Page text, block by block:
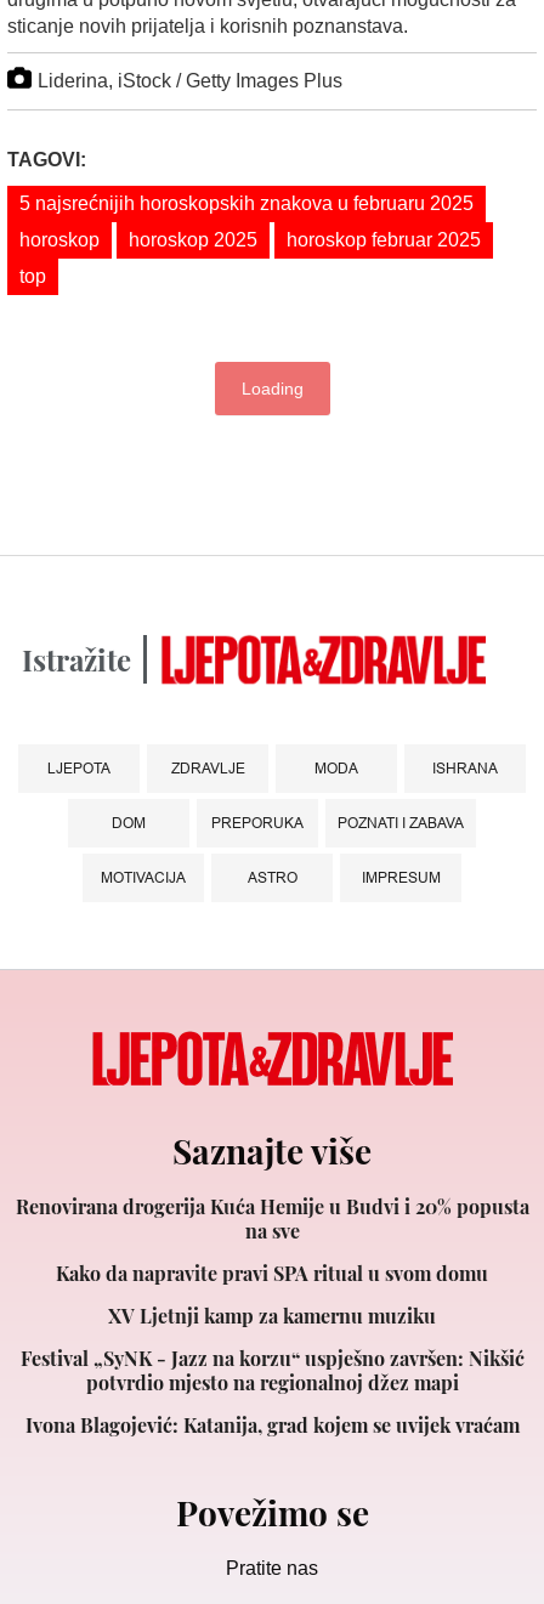
sticanje novih prijatelja i korisnih poznanstava.
Liderina, iStock / Getty Images Plus
TAGOVI:
5 najsrećnijih horoskopskih znakova u februaru 2025
horoskop
horoskop 2025
horoskop februar 2025
top
Loading
Istražite
LJEPOTA ZDRAVLJE MODA ISHRANA
DOM PREPORUKA POZNATI I ZABAVA
MOTIVACIJA ASTRO IMPRESUM
Saznajte više
Renovirana drogerija Kuća Hemije u Budvi i 20% popusta
na sve
Kako da napravite pravi SPA ritual u svom domu
XV Ljetnji kamp za kamernu muziku
Festival „SyNK - Jazz na korzu“ uspješno završen: Nikšić
potvrdio mjesto na regionalnoj džez mapi
Ivona Blagojević: Katanija, grad kojem se uvijek vraćam
Povežimo se
Pratite nas